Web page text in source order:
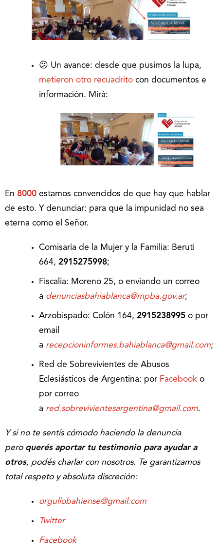
😕 Un avance: desde que pusimos la lupa,
metieron otro recuadrito con documentos e
información. Mirá:
En 8000 estamos convencidos de que hay que hablar
de esto. Y denunciar: para que la impunidad no sea
eterna como el Señor.
Comisaría de la Mujer y la Familia: Beruti
664, 2915275998;
Fiscalía: Moreno 25, o enviando un correo
a denunciasbahiablanca@mpba.gov.ar;
Arzobispado: Colón 164, 2915238995 o por
email
a recepcioninformes.bahiablanca@gmail.com;
Red de Sobrevivientes de Abusos
Eclesiásticos de Argentina: por Facebook o
por correo
a red.sobrevivientesargentina@gmail.com.
Y si no te sentís cómodo haciendo la denuncia
pero querés aportar tu testimonio para ayudar a
otros, podés charlar con nosotros. Te garantizamos
total respeto y absoluta discreción:
orgullobahiense@gmail.com
Twitter
Facebook